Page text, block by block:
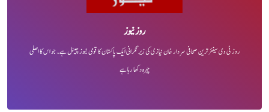
روز نیوز
روز ٹی وی سینئر ترین صحافی سردار خان نیازی کی زیر نگرانی ایک پاکستان کا قومی نیوز چینل ہے۔ جو اس کا اصلی
چہرہ دکھا رہا ہے